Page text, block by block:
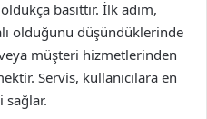
basittir. İlk adım,
olduğunu düşündüklerinde
müşteri hizmetlerinden
Servis, kullanıcılara en
sağlar.